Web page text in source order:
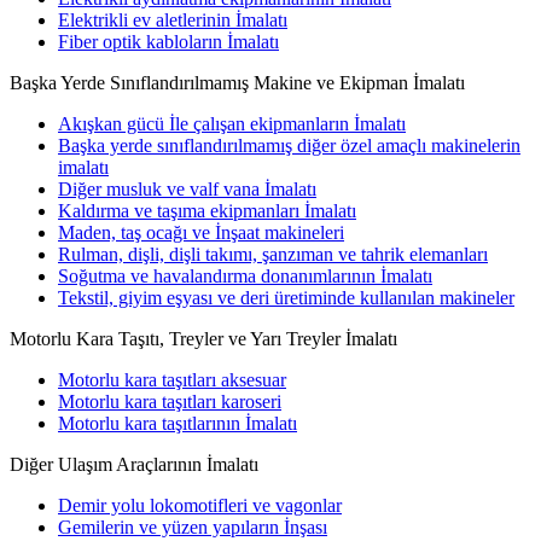
Elektrikli ev aletlerinin İmalatı
Fiber optik kabloların İmalatı
Başka Yerde Sınıflandırılmamış Makine ve Ekipman İmalatı
Akışkan gücü İle çalışan ekipmanların İmalatı
Başka yerde sınıflandırılmamış diğer özel amaçlı makinelerin
imalatı
Diğer musluk ve valf vana İmalatı
Kaldırma ve taşıma ekipmanları İmalatı
Maden, taş ocağı ve İnşaat makineleri
Rulman, dişli, dişli takımı, şanzıman ve tahrik elemanları
Soğutma ve havalandırma donanımlarının İmalatı
Tekstil, giyim eşyası ve deri üretiminde kullanılan makineler
Motorlu Kara Taşıtı, Treyler ve Yarı Treyler İmalatı
Motorlu kara taşıtları aksesuar
Motorlu kara taşıtları karoseri
Motorlu kara taşıtlarının İmalatı
Diğer Ulaşım Araçlarının İmalatı
Demir yolu lokomotifleri ve vagonlar
Gemilerin ve yüzen yapıların İnşası